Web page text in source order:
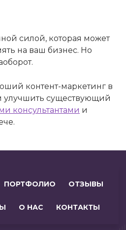
силой, которая может
на ваш бизнес. Но
контент-маркетинг в
существующий
консультантами и
ПОРТФОЛИО ОТЗЫВЫ
О НАС КОНТАКТЫ